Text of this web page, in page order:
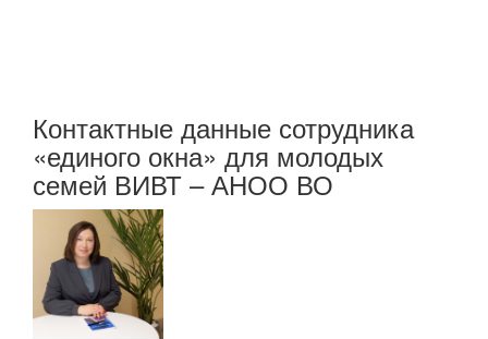
Контактные данные сотрудника
«единого окна» для молодых
семей ВИВТ – АНОО ВО